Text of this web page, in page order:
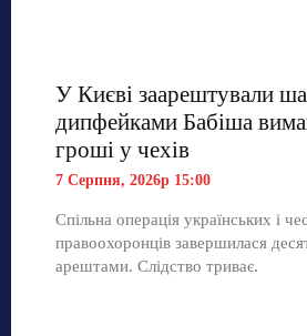
У Києві заарештували
дипфейками Бабіша
гроші у чехів
7 Серпня, 2026р 15:00
Спільна операція українських і
правоохоронців завершилася
арештами. Слідство триває.